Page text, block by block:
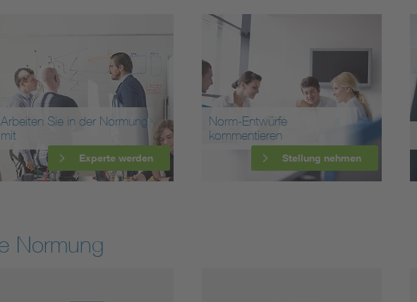
Arbeiten Sie in der Normung
mit
Experte werden
Norm-Entwürfe
kommentieren
Stellung nehmen
Normung